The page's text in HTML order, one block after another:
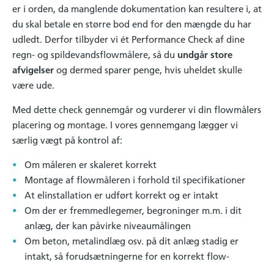
er i orden, da manglende dokumentation kan resultere i, at
du skal betale en større bod end for den mængde du har
udledt. Derfor tilbyder vi ét Performance Check af dine
regn- og spildevandsflowmålere, så du undgår store
afvigelser og dermed sparer penge, hvis uheldet skulle
være ude.
Med dette check gennemgår og vurderer vi din flowmålers
placering og montage. I vores gennemgang lægger vi
særlig vægt på kontrol af:
Om måleren er skaleret korrekt
Montage af flowmåleren i forhold til specifikationer
At elinstallation er udført korrekt og er intakt
Om der er fremmedlegemer, begroninger m.m. i dit
anlæg, der kan påvirke niveaumålingen
Om beton, metalindlæg osv. på dit anlæg stadig er
intakt, så forudsætningerne for en korrekt flow-